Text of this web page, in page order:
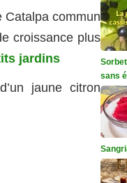
Catalpa commun
croissance plus
jardins
jaune citron
sans